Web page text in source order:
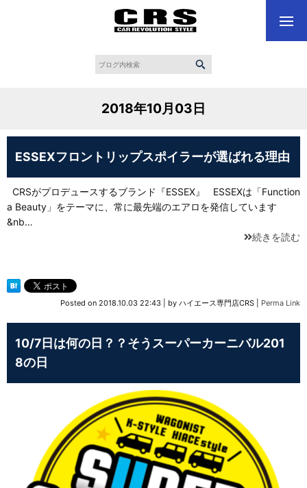
2018年10月03日
ESSEXフロントリップスポイラーが選ばれる理由
CRSがプロデュースするブランド『ESSEX』 ESSEXは「Function
a Beauty」をテーマに、常に最先端のエアロを発信しています
&nb…
続きを読む
Posted on 2018.10.03 22:43 by ハイエース専門店CRS Perma Link
10/7日は何の日？？そうスーパーカーニバル201
8の日